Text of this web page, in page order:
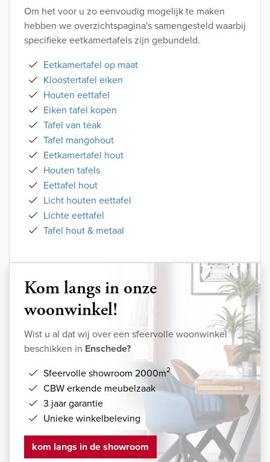
Om het voor u zo eenvoudig mogelijk te maken
hebben we overzichtspagina's samengesteld waarbij
specifieke eetkamertafels zijn gebundeld.
Eetkamertafel op maat
Kloostertafel eiken
Houten eettafel
Eiken tafel kopen
Tafel van teak
Tafel mangohout
Eetkamertafel hout
Houten tafels
Eettafel hout
Licht houten eettafel
Lichte eettafel
Tafel hout & metaal
Kom langs in onze
woonwinkel!
Wist u al dat wij over een sfeervolle woonwinkel
beschikken in Enschede?
Sfeervolle showroom 2000m2
CBW erkende meubelzaak
3 jaar garantie
Unieke winkelbeleving
kom langs in de showroom